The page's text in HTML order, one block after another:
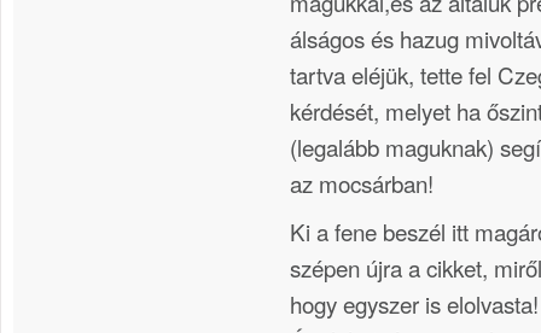
álságos és hazug
tartva eléjük, tette fel
kérdését, melyet ha
(legalább maguknak)
az mocsárban!
Ki a fene beszél itt
szépen újra a cikket,
hogy egyszer is elolvasta!